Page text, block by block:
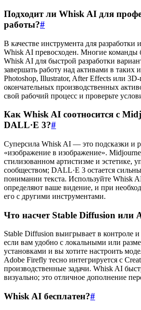
Подходит ли Whisk AI для
работы?#
В качестве инструмента для разработки
Whisk AI превосходен. Многие команды
Whisk AI для быстрой разработки
завершать работу над активами в таких
Photoshop, Illustrator, After Effects или
окончательных производственных
свой рабочий процесс и проверьте
Как Whisk AI соотносится с
DALL·E 3?#
Суперсила Whisk AI — это подсказки и
«изображение в изображение».
стилизованном артистизме и эстетике,
сообществом; DALL·E 3 остается
понимании текста. Используйте Whisk
определяют ваше видение, и при
его с другими инструментами.
Что насчет Stable Diffusion или
Stable Diffusion выигрывает в контроле
если вам удобно с локальными или
установками и вы хотите настроить
Adobe Firefly тесно интегрируется с
производственные задачи. Whisk AI
визуально; это отличное дополнение
Whisk AI бесплатен?#